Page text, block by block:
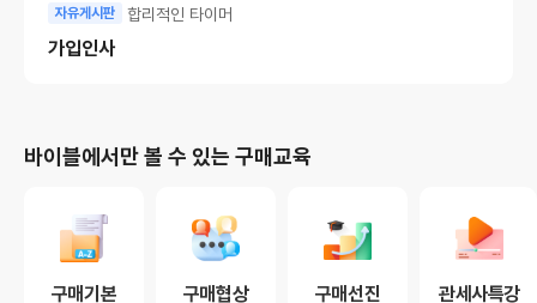
자유게시판 합리적인 타이머
가입인사
바이블에서만 볼 수 있는 구매교육
구매기본 구매협상 구매선진 관세사특강